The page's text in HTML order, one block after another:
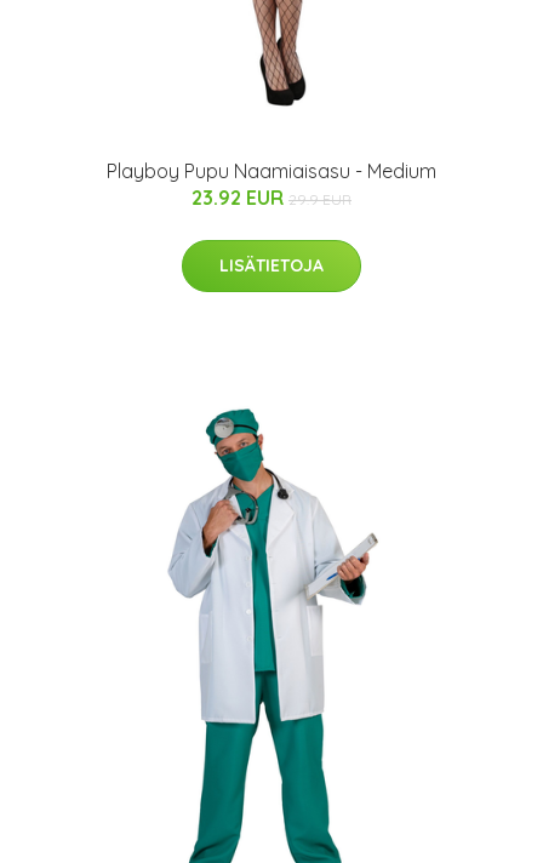
Playboy Pupu Naamiaisasu - Medium
23.92 EUR 29.9 EUR
LISÄTIETOJA